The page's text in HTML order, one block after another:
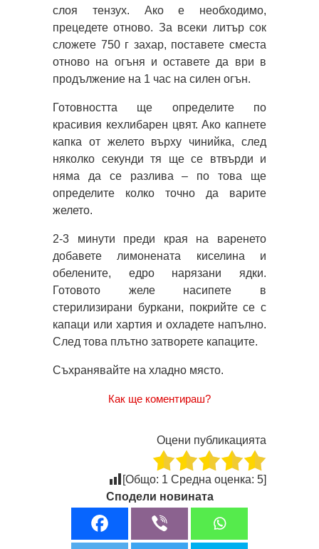
слоя тензух. Ако е необходимо,
прецедете отново. За всеки литър сок
сложете 750 г захар, поставете сместа
отново на огъня и оставете да ври в
продължение на 1 час на силен огън.
Готовността ще определите по
красивия кехлибарен цвят. Ако капнете
капка от желето върху чинийка, след
няколко секунди тя ще се втвърди и
няма да се разлива – по това ще
определите колко точно да варите
желето.
2-3 минути преди края на варенето
добавете лимонената киселина и
обелените, едро нарязани ядки.
Готовото желе насипете в
стерилизирани буркани, покрийте се с
капаци или хартия и охладете напълно.
След това плътно затворете капаците.
Съхранявайте на хладно място.
Как ще коментираш?
Оцени публикацията
[Общо: 1 Средна оценка: 5]
Сподели новината